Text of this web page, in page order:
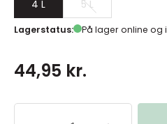
4 L
5 L
Lagerstatus: På lager online og i
44,95 kr.